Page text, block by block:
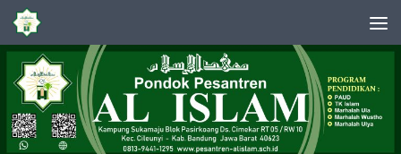
Skip to content